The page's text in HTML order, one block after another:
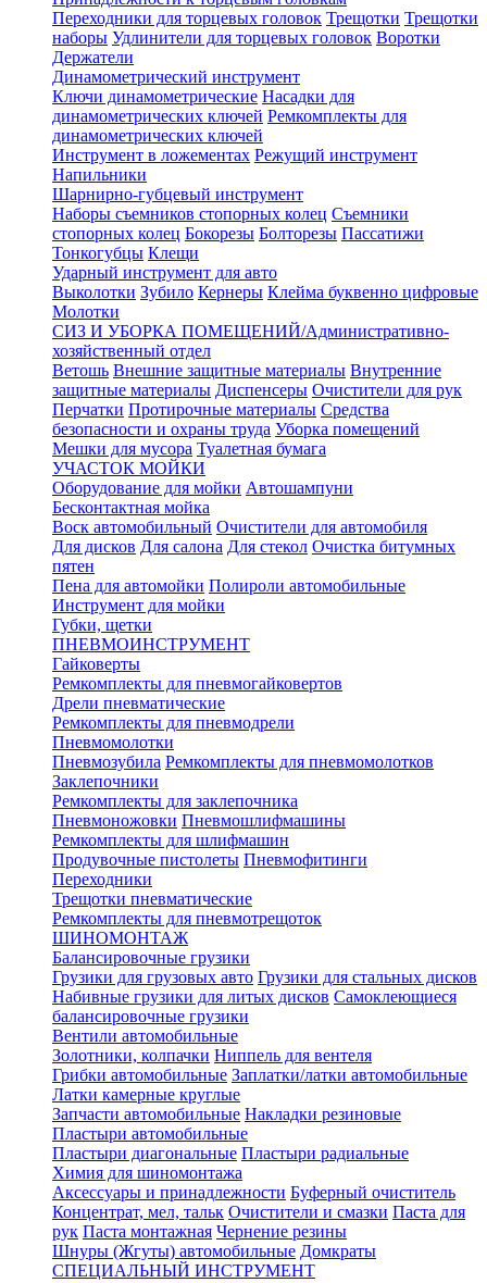
Переходники для торцевых головок Трещотки Трещотки
наборы Удлинители для торцевых головок Воротки
Держатели
Динамометрический инструмент
Ключи динамометрические Насадки для
динамометрических ключей Ремкомплекты для
динамометрических ключей
Инструмент в ложементах Режущий инструмент
Напильники
Шарнирно-губцевый инструмент
Наборы съемников стопорных колец Съемники
стопорных колец Бокорезы Болторезы Пассатижи
Тонкогубцы Клещи
Ударный инструмент для авто
Выколотки Зубило Кернеры Клейма буквенно цифровые
Молотки
СИЗ И УБОРКА ПОМЕЩЕНИЙ/Административно-
хозяйственный отдел
Ветошь Внешние защитные материалы Внутренние
защитные материалы Диспенсеры Очистители для рук
Перчатки Протирочные материалы Средства
безопасности и охраны труда Уборка помещений
Мешки для мусора Туалетная бумага
УЧАСТОК МОЙКИ
Оборудование для мойки Автошампуни
Бесконтактная мойка
Воск автомобильный Очистители для автомобиля
Для дисков Для салона Для стекол Очистка битумных
пятен
Пена для автомойки Полироли автомобильные
Инструмент для мойки
Губки, щетки
ПНЕВМОИНСТРУМЕНТ
Гайковерты
Ремкомплекты для пневмогайковертов
Дрели пневматические
Ремкомплекты для пневмодрели
Пневмомолотки
Пневмозубила Ремкомплекты для пневмомолотков
Заклепочники
Ремкомплекты для заклепочника
Пневмоножовки Пневмошлифмашины
Ремкомплекты для шлифмашин
Продувочные пистолеты Пневмофитинги
Переходники
Трещотки пневматические
Ремкомплекты для пневмотрещоток
ШИНОМОНТАЖ
Балансировочные грузики
Грузики для грузовых авто Грузики для стальных дисков
Набивные грузики для литых дисков Самоклеющиеся
балансировочные грузики
Вентили автомобильные
Золотники, колпачки Ниппель для вентеля
Грибки автомобильные Заплатки/латки автомобильные
Латки камерные круглые
Запчасти автомобильные Накладки резиновые
Пластыри автомобильные
Пластыри диагональные Пластыри радиальные
Химия для шиномонтажа
Аксессуары и принадлежности Буферный очиститель
Концентрат, мел, тальк Очистители и смазки Паста для
рук Паста монтажная Чернение резины
Шнуры (Жгуты) автомобильные Домкраты
СПЕЦИАЛЬНЫЙ ИНСТРУМЕНТ